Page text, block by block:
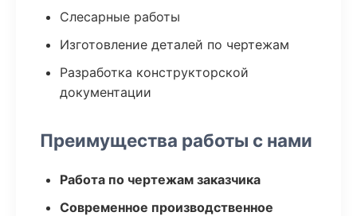
Слесарные работы
Изготовление деталей по чертежам
Разработка конструкторской
документации
Преимущества работы с нами
Работа по чертежам заказчика
Современное производственное